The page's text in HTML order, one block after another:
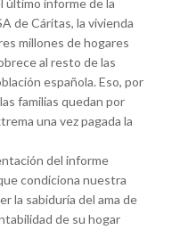
último informe de la
de Cáritas, la vivienda
millones de hogares
al resto de las
española. Eso, por
familias quedan por
una vez pagada la
del informe
condiciona nuestra
la sabiduría del ama de
de su hogar